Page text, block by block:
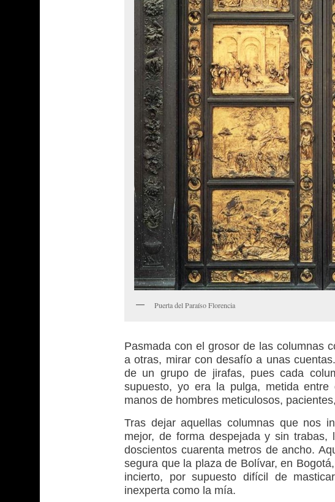
Puerta del Paraíso Florencia
Pasmada con el grosor de las columnas
a otras, mirar con desafío a unas
de un grupo de jirafas, pues cada
supuesto, yo era la pulga, metida entre
manos de hombres meticulosos,
Tras dejar aquellas columnas que nos
mejor, de forma despejada y sin
doscientos cuarenta metros de ancho.
segura que la plaza de Bolívar, en
incierto, por supuesto difícil de
inexperta como la mía.